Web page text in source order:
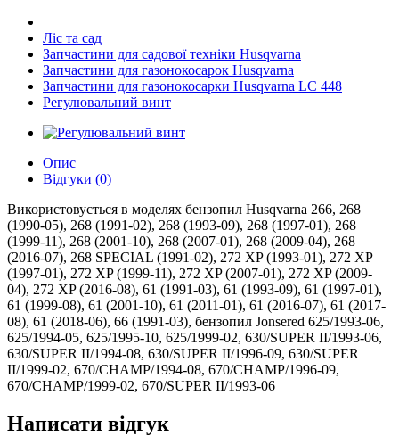
Ліс та сад
Запчастини для садової техніки Husqvarna
Запчастини для газонокосарок Husqvarna
Запчастини для газонокосарки Husqvarna LC 448
Регулювальний винт
Опис
Відгуки (0)
Використовується в моделях бензопил Husqvarna 266, 268
(1990-05), 268 (1991-02), 268 (1993-09), 268 (1997-01), 268
(1999-11), 268 (2001-10), 268 (2007-01), 268 (2009-04), 268
(2016-07), 268 SPECIAL (1991-02), 272 XP (1993-01), 272 XP
(1997-01), 272 XP (1999-11), 272 XP (2007-01), 272 XP (2009-
04), 272 XP (2016-08), 61 (1991-03), 61 (1993-09), 61 (1997-01),
61 (1999-08), 61 (2001-10), 61 (2011-01), 61 (2016-07), 61 (2017-
08), 61 (2018-06), 66 (1991-03), бензопил Jonsered 625/1993-06,
625/1994-05, 625/1995-10, 625/1999-02, 630/SUPER II/1993-06,
630/SUPER II/1994-08, 630/SUPER II/1996-09, 630/SUPER
II/1999-02, 670/CHAMP/1994-08, 670/CHAMP/1996-09,
670/CHAMP/1999-02, 670/SUPER II/1993-06
Написати відгук